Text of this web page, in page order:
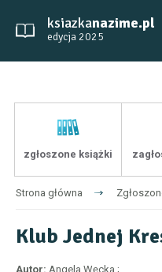
ksiazkanazime.pl
edycja 2025
zgłoszone książki
Strona główna
Klub Jednej
Autor: Angela Węcka ;